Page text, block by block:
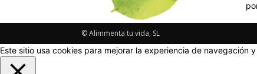
© Alimmenta tu vida, SL
Este sitio usa cookies para mejorar la experiencia de navegación